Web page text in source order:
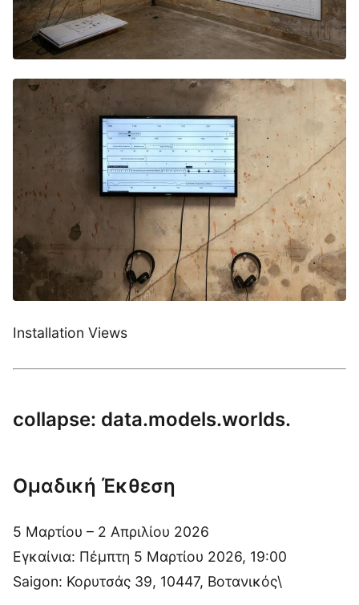
Installation Views
collapse: data.models.worlds.
Ομαδική Έκθεση
5 Μαρτίου – 2 Απριλίου 2026
Εγκαίνια: Πέμπτη 5 Μαρτίου 2026, 19:00
Saigon: Κορυτσάς 39, 10447, Βοτανικός\